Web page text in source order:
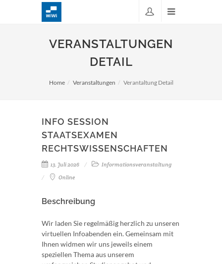
VERANSTALTUNGEN
DETAIL
Home Veranstaltungen Verantaltung Detail
INFO SESSION
STAATSEXAMEN
RECHTSWISSENSCHAFTEN
13. Juli 2026
Informationsveranstaltung
Online
Beschreibung
Wir laden Sie regelmäßig herzlich zu unseren
virtuellen Infoabenden ein. Gemeinsam mit
Ihnen widmen wir uns jeweils einem
speziellen Thema aus unserem